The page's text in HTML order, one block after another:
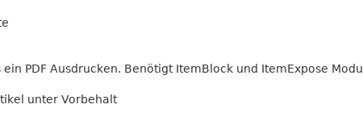
PDF Ausdrucken. Benötigt ItemBlock und ItemExpose Modul
unter Vorbehalt